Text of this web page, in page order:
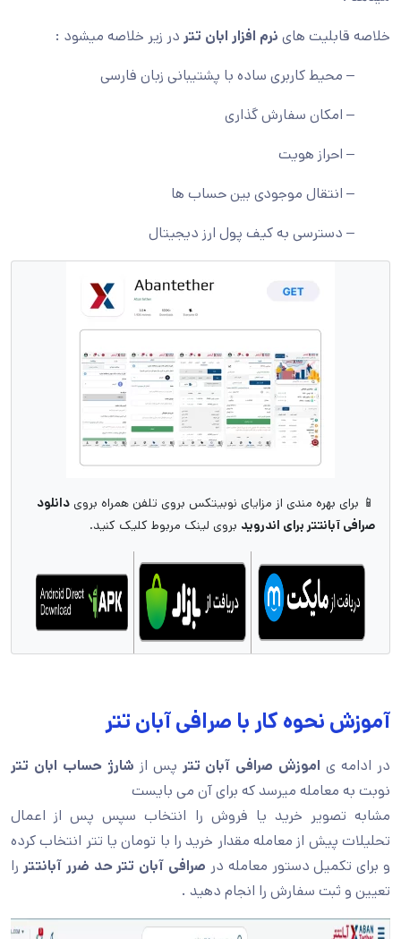
خلاصه قابلیت های نرم افزار ابان تتر در زیر خلاصه میشود :
– محیط کاربری ساده با پشتیبانی زبان فارسی
– امکان سفارش گذاری
– احراز هویت
– انتقال موجودی بین حساب ها
– دسترسی به کیف پول ارز دیجیتال
📱 برای بهره مندی از مزایای نوبیتکس بروی تلفن همراه بروی دانلود
صرافی آبانتتر برای اندروید بروی لینک مربوط کلیک کنید.
آموزش نحوه کار با صرافی آبان تتر
در ادامه ی اموزش صرافی آبان تتر پس از شارژ حساب ابان تتر
نوبت به معامله میرسد که برای آن می بایست
مشابه تصویر خرید یا فروش را انتخاب سپس پس از اعمال
تحلیلات پیش از معامله مقدار خرید را با تومان یا تتر انتخاب کرده
و برای تکمیل دستور معامله در صرافی آبان تتر حد ضرر آبانتتر را
تعیین و ثبت سفارش را انجام دهید .